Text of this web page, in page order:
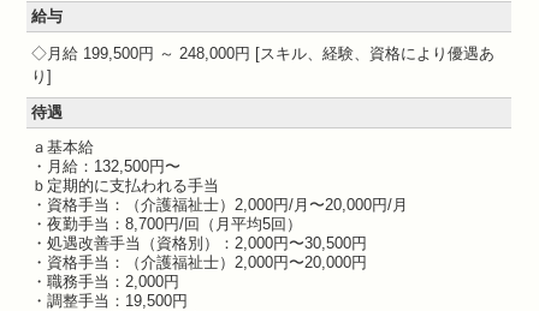
給与
月給 199,500円 ～ 248,000円
スキル、経験、資格により優遇あ
り
待遇
ａ基本給
・月給：132,500円〜
ｂ定期的に支払われる手当
・資格手当：（介護福祉士）2,000円/月〜20,000円/月
・夜勤手当：8,700円/回（月平均5回）
・処遇改善手当（資格別）：2,000円〜30,500円
・資格手当：（介護福祉士）2,000円〜20,000円
・職務手当：2,000円
・調整手当：19,500円